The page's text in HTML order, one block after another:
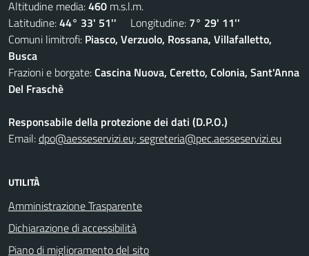
Altitudine media:460 m.s.l.m.
Latitudine:44° 33' 51'' Longitudine: 7° 29' 11''
Comuni limitrofi: Piasco, Verzuolo, Rossana, Villafalletto,
Busca
Frazioni e borgate:Cascina Nuova, Ceretto, Colonia, Sant'Anna
Del Fraschè
Responsabile della protezione dei dati (D.P.O.)
Email:dpo@aesseservizi.eu; segreteria@pec.aesseservizi.eu
UTILITÀ
Amministrazione Trasparente
Dichiarazione di accessibilità
Piano di miglioramento del sito